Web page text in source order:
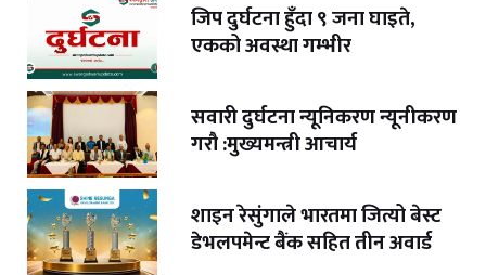
जिप दुर्घटना हुँदा ९ जना घाइते,
एकको अवस्था गम्भीर
सवारी दुर्घटना न्यूनिकरण न्यूनीकरण
गरौ :मुख्यमन्त्री आचार्य
शाइन रेसुंगाले भारतमा जित्यो बेस्ट
डेभलपमेन्ट बैंक सहित तीन अवार्ड